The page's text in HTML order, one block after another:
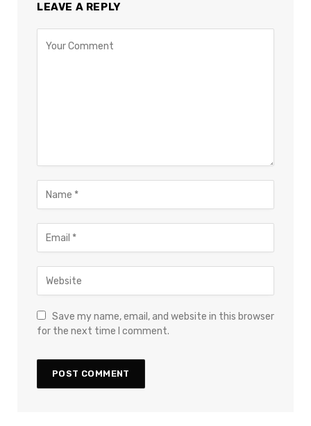
LEAVE A REPLY
Save my name, email, and website in this browser
for the next time I comment.